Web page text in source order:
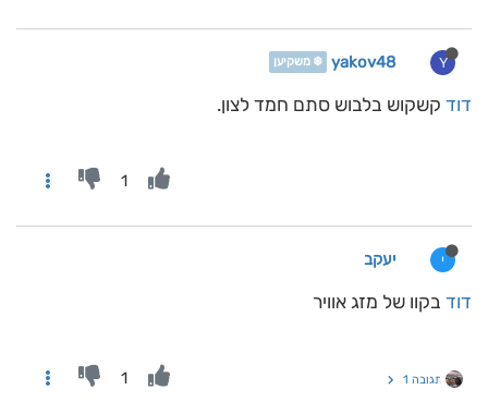
Y
yakov48 ❄️ משקיען
דוד קשקוש בלבוש סתם חמד לצון.
1
י יעקב
דוד בקוו של מזג אוויר
תגובה 1 1